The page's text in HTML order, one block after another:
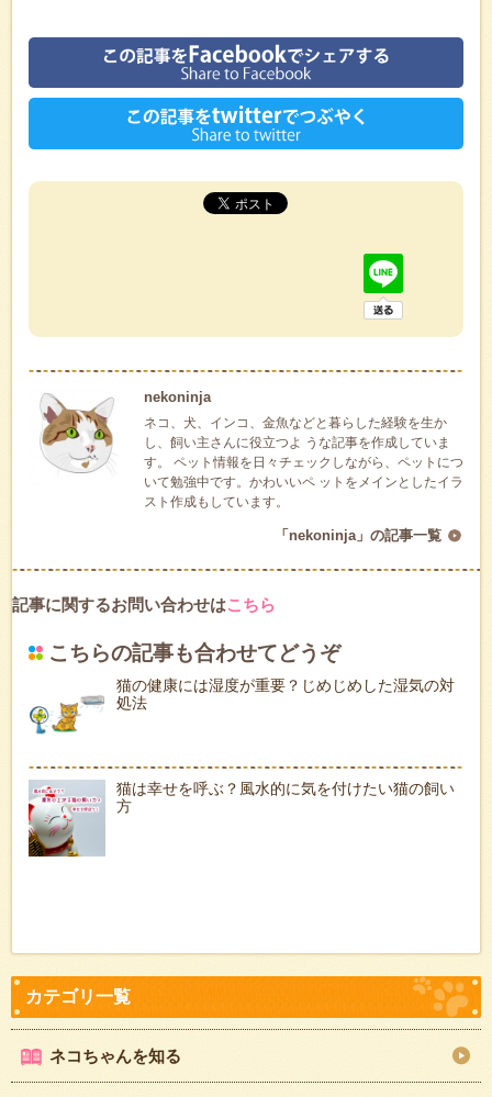
nekoninja
ネコ、犬、インコ、金魚などと暮らした経験を生か
し、飼い主さんに役立つよ うな記事を作成していま
す。 ペット情報を日々チェックしながら、ペットにつ
いて勉強中です。かわいいペ ットをメインとしたイラ
スト作成もしています。
「nekoninja」の記事一覧
記事に関するお問い合わせはこちら
こちらの記事も合わせてどうぞ
猫の健康には湿度が重要？じめじめした湿気の対
処法
猫は幸せを呼ぶ？風水的に気を付けたい猫の飼い
方
ネコちゃんを知る